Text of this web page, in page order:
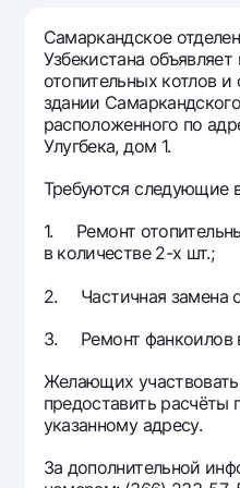
Для всех USD
Золотой депозит
Золотые слитки от
Серебряный депозит
UzCard/HUMO
Visa
Visa FIFA
Mastercard
Зарплатные
Garmin pay
Эскроу-cчёт
Тарифы
Акции
Мобильное
Часто задаваемые
Ищите по сайту
Найти
Полезные ссылки
Часто задаваемые вопросы
Пресс-центр
Самаркандское
Узбекистана
отопительных котлов
здании
расположенного по
Улугбека, дом 1.
Требуются следующие
1. Ремонт
в количестве 2-х шт.;
2. Частичная замена
3. Ремонт фанкоилов
Желающих
предоставить расчёты
указанному адресу.
За дополнительной